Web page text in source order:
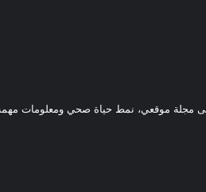
مجلة موقعي، نمط حياة صحي ومعلومات